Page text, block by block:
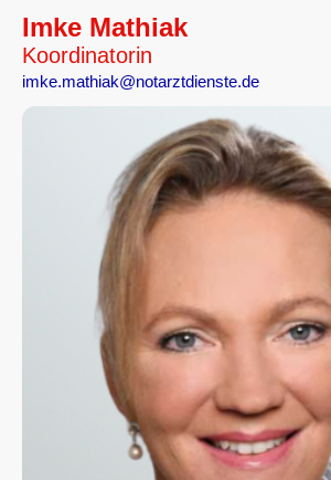
Imke Mathiak
Koordinatorin
imke.mathiak@notarztdienste.de